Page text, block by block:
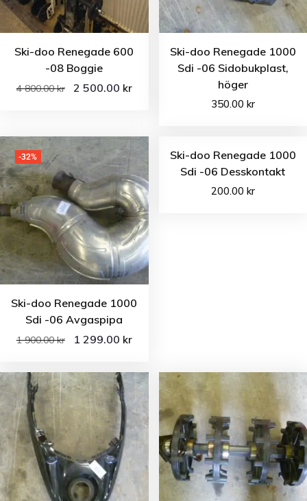
Ski-doo Renegade 600
-08 Boggie
4 800.00kr 2 500.00 kr
Ski-doo Renegade 1000
Sdi -06 Sidobukplast,
höger
350.00 kr
-32%
Ski-doo Renegade 1000
Sdi -06 Avgaspipa
1 900.00kr 1 299.00 kr
Ski-doo Renegade 1000
Sdi -06 Desskontakt
200.00 kr